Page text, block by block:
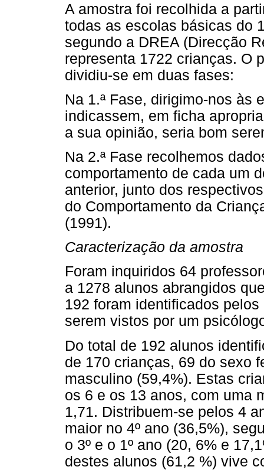
A amostra foi recolhida a
todas as escolas básicas do
segundo a DREA (Direcção
representa 1722 crianças. O
dividiu-se em duas fases:
Na 1.ª Fase, dirigimo-nos às
indicassem, em ficha
a sua opinião, seria bom
Na 2.ª Fase recolhemos
comportamento de cada um
anterior, junto dos
do Comportamento da
(1991).
Caracterização da amostra
Foram inquiridos 64
a 1278 alunos abrangidos
192 foram identificados
serem vistos por um
Do total de 192 alunos
de 170 crianças, 69 do sexo
masculino (59,4%). Estas
os 6 e os 13 anos, com uma
1,71. Distribuem-se pelos 4
maior no 4º ano (36,5%),
o 3º e o 1º ano (20, 6% e
destes alunos (61,2 %) vive